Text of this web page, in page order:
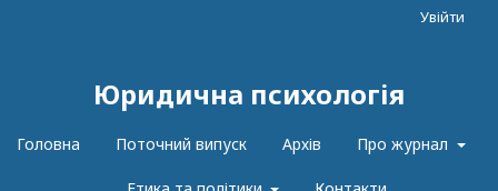
Юридична психологія
Головна Поточний випуск Архів Про журнал
Увійти